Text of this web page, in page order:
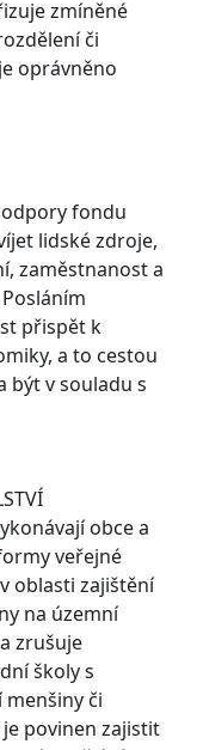
zmíněné
či
oprávněno
fondu
lidské zdroje,
zaměstnanost a
přispět k
a to cestou
být v souladu s
obce a
veřejné
oblasti zajištění
na územní
zrušuje
školy s
či
povinen zajistit